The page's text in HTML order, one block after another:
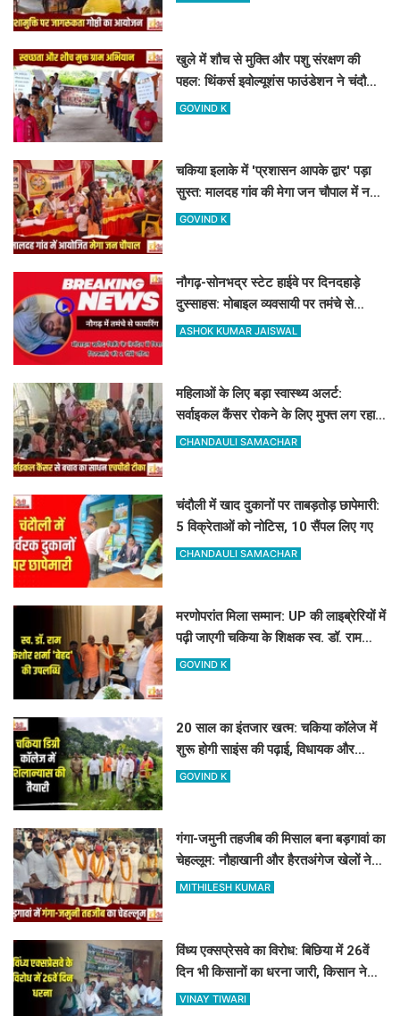
खुले में शौच से मुक्ति और पशु संरक्षण की
पहल: थिंकर्स इवोल्यूशंस फाउंडेशन ने चंदौली
के गांवों में चलाया अभियान
GOVIND K
चकिया इलाके में 'प्रशासन आपके द्वार' पड़ा
सुस्त: मालदह गांव की मेगा जन चौपाल में नहीं
पहुंचे बड़े अफसर
GOVIND K
नौगढ़-सोनभद्र स्टेट हाईवे पर दिनदहाड़े
दुस्साहस: मोबाइल व्यवसायी पर तमंचे से
फायरिंग, हाथ में लगी गोली
ASHOK KUMAR JAISWAL
महिलाओं के लिए बड़ा स्वास्थ्य अलर्ट:
सर्वाइकल कैंसर रोकने के लिए मुफ्त लग रहा
HPV का टीका
CHANDAULI SAMACHAR
चंदौली में खाद दुकानों पर ताबड़तोड़ छापेमारी:
5 विक्रेताओं को नोटिस, 10 सैंपल लिए गए
CHANDAULI SAMACHAR
मरणोपरांत मिला सम्मान: UP की लाइब्रेरियों में
पढ़ी जाएगी चकिया के शिक्षक स्व. डॉ. राम
किशोर शर्मा 'बेहद' की पुस्तकें
GOVIND K
20 साल का इंतजार खत्म: चकिया कॉलेज में
शुरू होगी साइंस की पढ़ाई, विधायक और
जिलाध्यक्ष ने किया शिलान्यास स्थल का दौरा
GOVIND K
गंगा-जमुनी तहजीब की मिसाल बना बड़गावां का
चेहल्लूम: नौहाखानी और हैरतअंगेज खेलों ने
बांधा समां
MITHILESH KUMAR
विंध्य एक्सप्रेसवे का विरोध: बिछिया में 26वें
दिन भी किसानों का धरना जारी, किसान नेता
5 दिनों से नजरबंद
VINAY TIWARI